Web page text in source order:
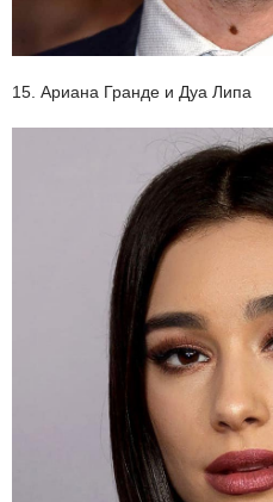
15. Ариана Гранде и Дуа Липа